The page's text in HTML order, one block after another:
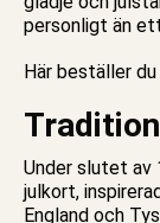
personligt än
Här beställer
Under slutet av
julkort,
England och